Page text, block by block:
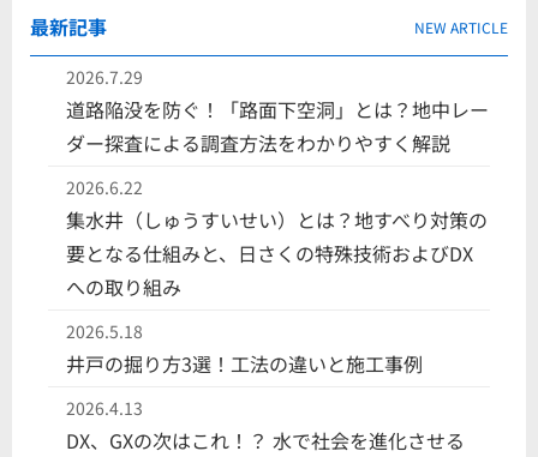
最新記事 NEW ARTICLE
2026.7.29
道路陥没を防ぐ！「路面下空洞」とは？地中レー
ダー探査による調査方法をわかりやすく解説
2026.6.22
集水井（しゅうすいせい）とは？地すべり対策の
要となる仕組みと、日さくの特殊技術およびDX
への取り組み
2026.5.18
井戸の掘り方3選！工法の違いと施工事例
2026.4.13
DX、GXの次はこれ！？ 水で社会を進化させる